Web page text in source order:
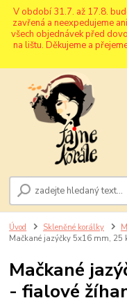
V období 31.7. až 17.8.
zavřená a neexpedujeme
všech objednávek před
na lištu. Děkujeme a
Úvod Skleněné korálky
Mačkané jazýčky 5x16 mm, 25
Mačkané
- fialové